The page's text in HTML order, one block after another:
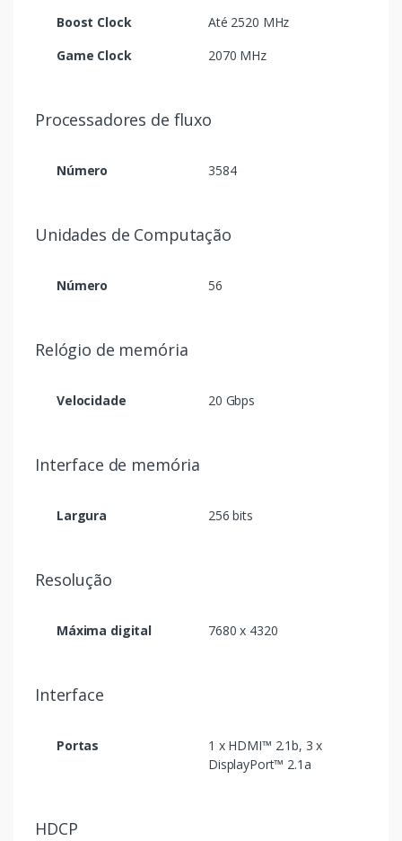
Boost Clock
Até 2520 MHz
Game Clock
2070 MHz
Processadores de fluxo
Número 3584
Unidades de Computação
Número 56
Relógio de memória
Velocidade 20 Gbps
Interface de memória
Largura 256 bits
Resolução
Máxima digital 7680 x 4320
Interface
Portas
1 x HDMI™ 2.1b, 3 x
DisplayPort™ 2.1a
HDCP